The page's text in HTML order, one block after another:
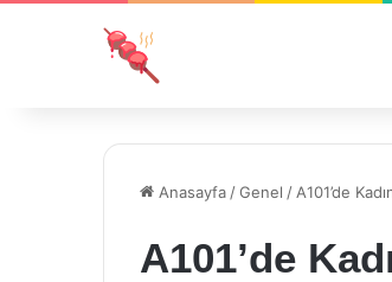
Anasayfa /Genel / A101’de
A101’de